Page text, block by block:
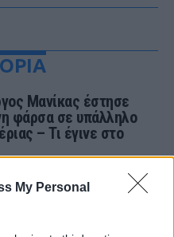
My Personal
Μανίκας έστησε
φάρσα σε υπάλληλο
– Τι έγινε στο
για τον καφέ, στημένος